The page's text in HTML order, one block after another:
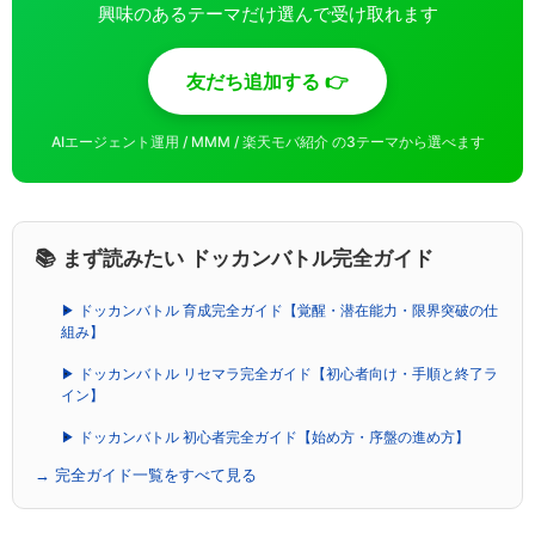
興味のあるテーマだけ選んで受け取れます
友だち追加する 👉
AIエージェント運用 / MMM / 楽天モバ紹介 の3テーマから選べます
📚 まず読みたい ドッカンバトル完全ガイド
▶ ドッカンバトル 育成完全ガイド【覚醒・潜在能力・限界突破の仕
組み】
▶ ドッカンバトル リセマラ完全ガイド【初心者向け・手順と終了ラ
イン】
▶ ドッカンバトル 初心者完全ガイド【始め方・序盤の進め方】
→ 完全ガイド一覧をすべて見る